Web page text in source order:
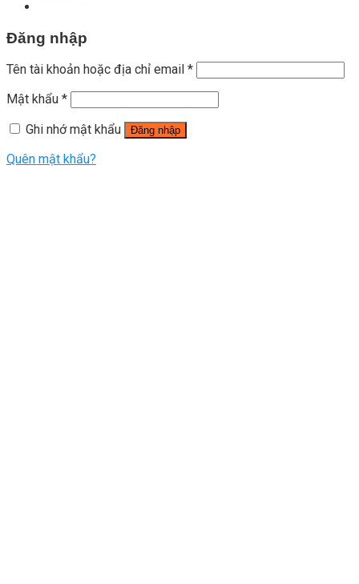
Đăng nhập
Tên tài khoản hoặc địa chỉ email *
Mật khẩu *
Ghi nhớ mật khẩu
Đăng nhập
Quên mật khẩu?